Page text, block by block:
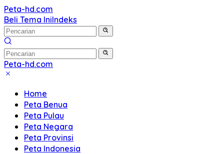
Langsung
ke
konten
Peta-hd.com
Kumpulan
Gambar
Peta
HD
Beli Tema IniIndeks
Peta-hd.com
Kumpulan
Peta
HD
Home
Peta Benua
Peta Pulau
Peta Negara
Peta Provinsi
Peta Indonesia